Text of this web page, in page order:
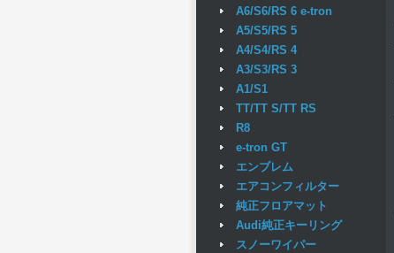
A6/S6/RS 6 e-tron
A5/S5/RS 5
A4/S4/RS 4
A3/S3/RS 3
A1/S1
TT/TT S/TT RS
R8
e-tron GT
エンブレム
エアコンフィルター
純正フロアマット
Audi純正キーリング
スノーワイパー